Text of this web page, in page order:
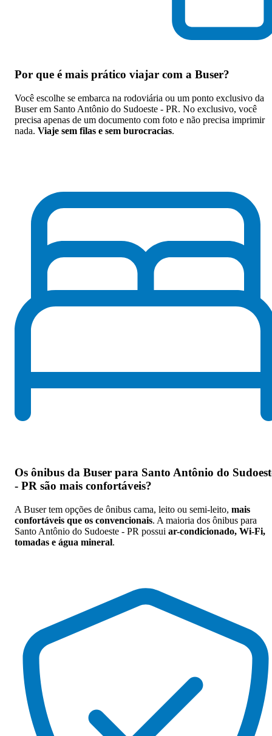
Por que é mais prático viajar com a Buser?
Você escolhe se embarca na rodoviária ou um ponto exclusivo da
Buser em Santo Antônio do Sudoeste - PR. No exclusivo, você
precisa apenas de um documento com foto e não precisa imprimir
nada. Viaje sem filas e sem burocracias.
Os ônibus da Buser para Santo Antônio do
- PR são mais confortáveis?
A Buser tem opções de ônibus cama, leito ou semi-leito, mais
confortáveis que os convencionais. A maioria dos ônibus para
Santo Antônio do Sudoeste - PR possui ar-condicionado, Wi-Fi,
tomadas e água mineral.